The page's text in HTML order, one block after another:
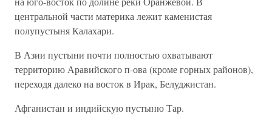
центральной части материка лежит каменистая
полупустыня Калахари.
В Азии пустыни почти полностью охватывают
территорию Аравийского п-ова (кроме горных районов),
переходя далеко на восток в Ирак, Белуджистан.
Афганистан и индийскую пустыню Тар.